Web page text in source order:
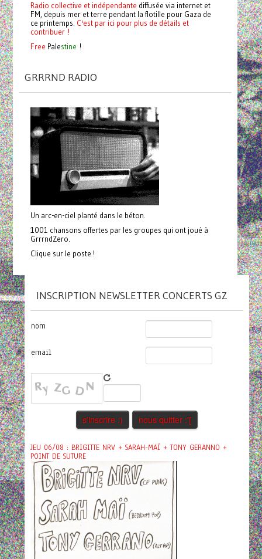
Radio collective et indépendante diffusée via internet et
FM, depuis mer et terre pendant la flotille pour Gaza de
ce printemps. C'est par ici pour plus de détails et
contribuer !
Free Palestine !
GRRRND RADIO
Un arc-en-ciel planté dans le béton.
1001 chansons offertes par les groupes qui ont joué à
GrrrndZero.
Clique sur le poste !
INSCRIPTION NEWSLETTER CONCERTS GZ
nom
email
JEU 06/08 : BRIGITTE NRV + SARAH-MAÏ + TONY GERANNO +
POINT DE SUTURE